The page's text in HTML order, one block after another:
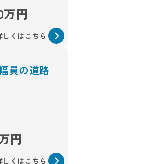
万円
しくはこちら
員の道路
円
しくはこちら